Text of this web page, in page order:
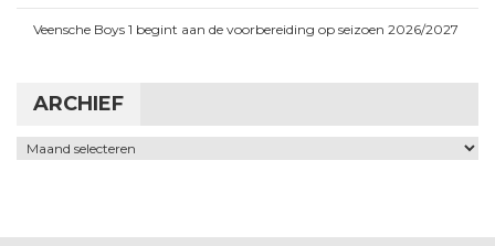
Veensche Boys 1 begint aan de voorbereiding op seizoen 2026/2027
ARCHIEF
Archief